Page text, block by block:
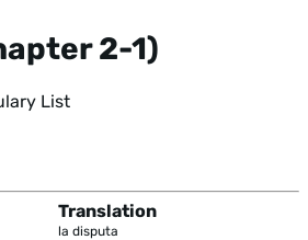
2-1)
List
Translation
la disputa